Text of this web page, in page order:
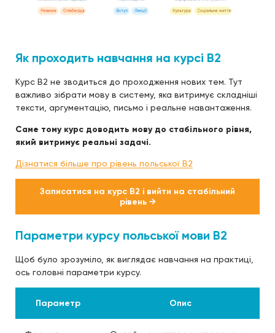
Як проходить навчання на курсі B2
Курс B2 не зводиться до проходження нових тем. Тут
важливо зібрати мову в систему, яка витримує складніші
тексти, аргументацію, письмо і реальне навантаження.
Саме тому курс доводить мову до стабільного рівня,
який витримує реальні задачі.
Дізнатися більше про рівень польської B2
Записатися на курс B2 і вийти на стабільний
рівень →
Параметри курсу польської мови B2
Щоб було зрозуміло, як виглядає навчання на практиці,
ось головні параметри курсу.
Параметр Опис